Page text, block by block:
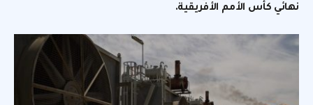
نهائي كأس الأمم الأفريقية.